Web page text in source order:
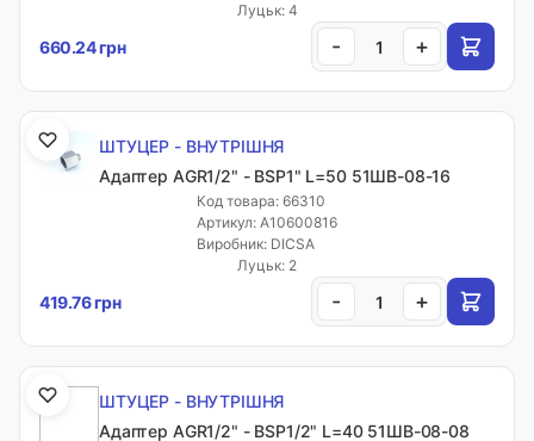
Луцьк: 4
660.24 грн - +
ШТУЦЕР - ВНУТРІШНЯ
Адаптер AGR1/2" - BSP1" L=50 51ШВ-08-16
Код товара: 66310
Артикул: A10600816
Виробник: DICSA
Луцьк: 2
419.76 грн - +
ШТУЦЕР - ВНУТРІШНЯ
Адаптер AGR1/2" - BSP1/2" L=40 51ШВ-08-08